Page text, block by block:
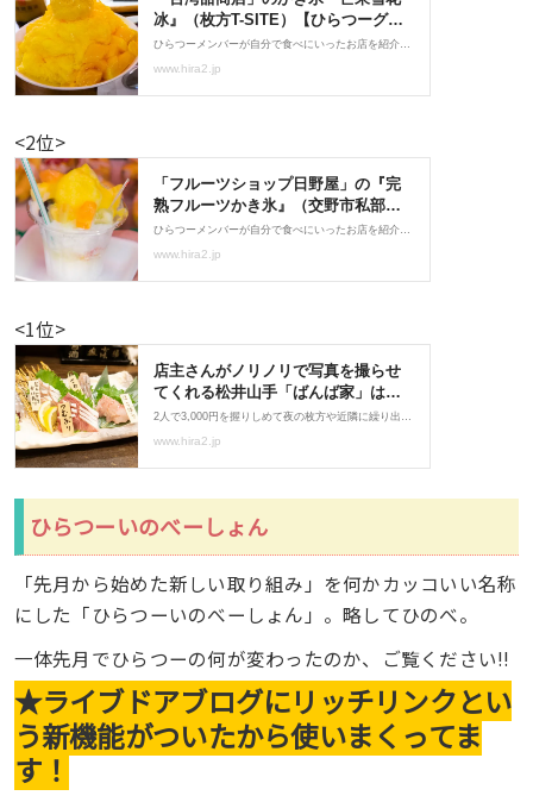
<2位>
<1位>
ひらつーいのべーしょん
「先月から始めた新しい取り組み」を何かカッコいい名称
にした「ひらつーいのべーしょん」。略してひのべ。
一体先月でひらつーの何が変わったのか、ご覧ください!!
★ライブドアブログにリッチリンクとい
う新機能がついたから使いまくってま
す！